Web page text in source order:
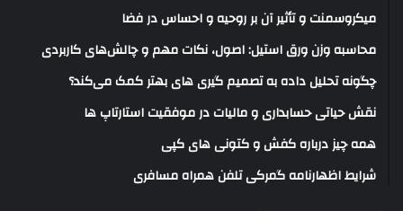
میکروسمنت و تأثیر آن بر روحیه و احساس در فضا
محاسبه وزن ورق استیل: اصول، نکات مهم و چالش‌های کاربردی
چگونه تحلیل داده به تصمیم گیری های بهتر کمک می‌کند؟
نقش حیاتی حسابداری و مالیات در موفقیت استارتاپ ها
همه چیز درباره کفش و کتونی های کپی
شرایط اظهارنامه گمرکی تلفن همراه مسافری